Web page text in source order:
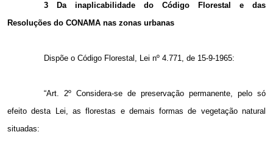
3 Da inaplicabilidade do Código Florestal e das
Resoluções do CONAMA nas zonas urbanas
Dispõe o Código Florestal, Lei nº 4.771, de 15-9-1965:
“Art. 2º Considera-se de preservação permanente, pelo só
efeito desta Lei, as florestas e demais formas de vegetação natural
situadas: